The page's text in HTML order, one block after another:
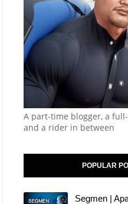
A part-time blogger, a
and a rider in between
POPULAR
Segmen |